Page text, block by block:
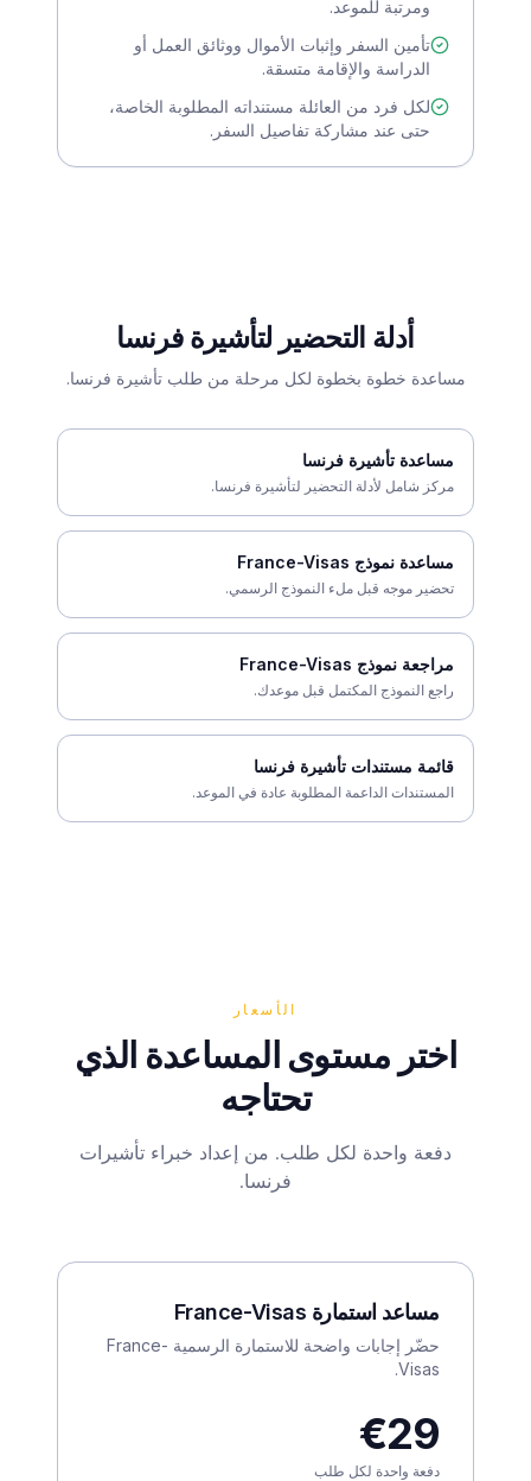
ومرتبة للموعد.
تأمين السفر وإثبات الأموال ووثائق العمل أو
الدراسة والإقامة متسقة.
لكل فرد من العائلة مستنداته المطلوبة الخاصة،
حتى عند مشاركة تفاصيل السفر.
أدلة التحضير لتأشيرة فرنسا
مساعدة خطوة بخطوة لكل مرحلة من طلب تأشيرة فرنسا.
مساعدة تأشيرة فرنسا
مركز شامل لأدلة التحضير لتأشيرة فرنسا.
مساعدة نموذج France-Visas
تحضير موجه قبل ملء النموذج الرسمي.
مراجعة نموذج France-Visas
راجع النموذج المكتمل قبل موعدك.
قائمة مستندات تأشيرة فرنسا
المستندات الداعمة المطلوبة عادة في الموعد.
الأسعار
اختر مستوى المساعدة الذي
تحتاجه
دفعة واحدة لكل طلب. من إعداد خبراء تأشيرات
فرنسا.
مساعد استمارة France-Visas
حضّر إجابات واضحة للاستمارة الرسمية France-
Visas.
€29
دفعة واحدة لكل طلب